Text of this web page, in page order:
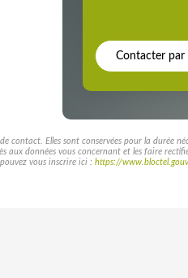
Contacter par
Elles sont conservées pour la durée
aux données vous concernant et les faire
vous inscrire ici : https://